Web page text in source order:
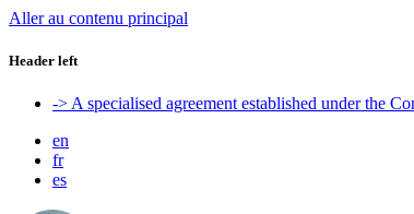
Aller au contenu principal
Header left
-> A specialised agreement established under the
en
fr
es